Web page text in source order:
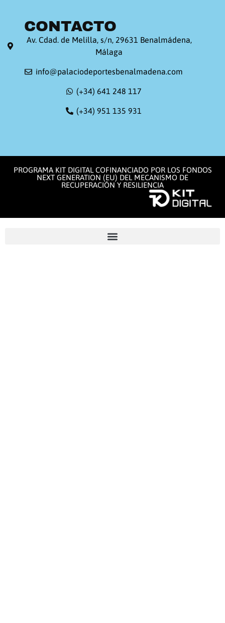
CONTACTO
Av. Cdad. de Melilla, s/n, 29631 Benalmádena,
Málaga
info@palaciodeportesbenalmadena.com
(+34) 641 248 117
(+34) 951 135 931
PROGRAMA KIT DIGITAL COFINANCIADO POR LOS FONDOS
NEXT GENERATION (EU) DEL MECANISMO DE
RECUPERACIÓN Y RESILIENCIA